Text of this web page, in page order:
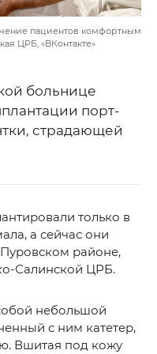
пациентов комфортным
ЦРБ, «ВКонтакте»
больнице
порт-
страдающей
только в
а сейчас они
районе,
Салинской ЦРБ.
небольшой
с ним катетер,
Вшитая под кожу